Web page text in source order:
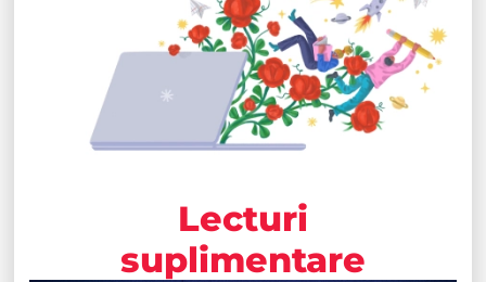
Lecturi
suplimentare